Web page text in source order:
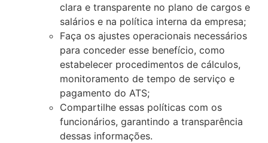
clara e transparente no plano de cargos e
salários e na política interna da empresa;
Faça os ajustes operacionais necessários
para conceder esse benefício, como
estabelecer procedimentos de cálculos,
monitoramento de tempo de serviço e
pagamento do ATS;
Compartilhe essas políticas com os
funcionários, garantindo a transparência
dessas informações.